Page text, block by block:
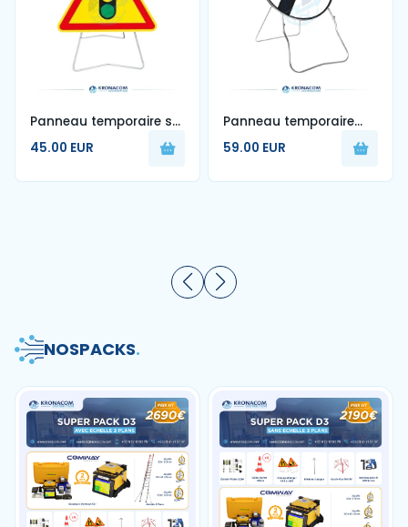
Panneau temporaire sur
pied Feu Tricolore AK17 -
700 mm - Classe 1
45.00 EUR
Panneau temporaire
BK31 Classe 1 ''Fin
d'interdiction" sur pied
tailles disponibles
59.00 EUR
NOSPACKS.